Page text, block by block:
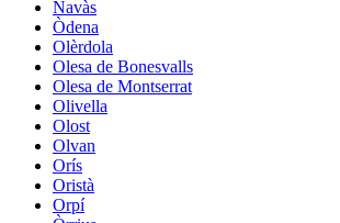
Navàs
Òdena
Olèrdola
Olesa de Bonesvalls
Olesa de Montserrat
Olivella
Olost
Olvan
Orís
Oristà
Orpí